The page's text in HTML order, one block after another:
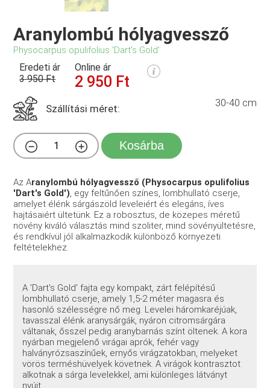
Aranylombú hólyagvessző
Physocarpus opulifolius 'Dart's Gold'
Eredeti ár
3 950 Ft
Online ár
2 950 Ft
Szállítási méret: 30-40 cm
Kosárba
Az Aranylombú hólyagvessző (Physocarpus opulifolius
'Dart's Gold'), egy feltűnően színes, lombhullató cserje,
amelyet élénk sárgászöld leveleiért és elegáns, íves
hajtásaiért ültetünk. Ez a robosztus, de közepes méretű
növény kiváló választás mind szoliter, mind sövényültetésre,
és rendkívül jól alkalmazkodik különböző környezeti
feltételekhez.
A 'Dart's Gold' fajta egy kompakt, zárt felépítésű
lombhullató cserje, amely 1,5-2 méter magasra és
hasonló szélességre nő meg. Levelei háromkaréjúak,
tavasszal élénk aranysárgák, nyáron citromsárgára
váltanak, ősszel pedig aranybarnás színt öltenek. A kora
nyárban megjelenő virágai aprók, fehér vagy
halványrózsaszínűek, ernyős virágzatokban, melyeket
vörös terméshüvelyek követnek. A virágok kontrasztot
alkotnak a sárga levelekkel, ami különleges látványt
nyújt.